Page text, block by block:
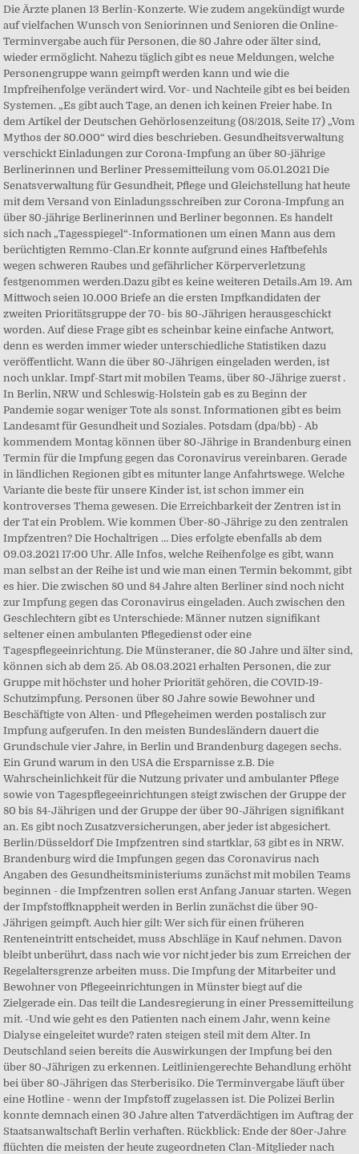
Die Ärzte planen 13 Berlin-Konzerte. Wie zudem angekündigt wurde
auf vielfachen Wunsch von Seniorinnen und Senioren die Online-
Terminvergabe auch für Personen, die 80 Jahre oder älter sind,
wieder ermöglicht. Nahezu täglich gibt es neue Meldungen, welche
Personengruppe wann geimpft werden kann und wie die
Impfreihenfolge verändert wird. Vor- und Nachteile gibt es bei beiden
Systemen. „Es gibt auch Tage, an denen ich keinen Freier habe. In
dem Artikel der Deutschen Gehörlosenzeitung (08/2018, Seite 17) „Vom
Mythos der 80.000“ wird dies beschrieben. Gesundheitsverwaltung
verschickt Einladungen zur Corona-Impfung an über 80-jährige
Berlinerinnen und Berliner Pressemitteilung vom 05.01.2021 Die
Senatsverwaltung für Gesundheit, Pflege und Gleichstellung hat heute
mit dem Versand von Einladungsschreiben zur Corona-Impfung an
über 80-jährige Berlinerinnen und Berliner begonnen. Es handelt
sich nach „Tagesspiegel“-Informationen um einen Mann aus dem
berüchtigten Remmo-Clan.Er konnte aufgrund eines Haftbefehls
wegen schweren Raubes und gefährlicher Körperverletzung
festgenommen werden.Dazu gibt es keine weiteren Details.Am 19. Am
Mittwoch seien 10.000 Briefe an die ersten Impfkandidaten der
zweiten Prioritätsgruppe der 70- bis 80-Jährigen herausgeschickt
worden. Auf diese Frage gibt es scheinbar keine einfache Antwort,
denn es werden immer wieder unterschiedliche Statistiken dazu
veröffentlicht. Wann die über 80-Jährigen eingeladen werden, ist
noch unklar. Impf-Start mit mobilen Teams, über 80-Jährige zuerst .
In Berlin, NRW und Schleswig-Holstein gab es zu Beginn der
Pandemie sogar weniger Tote als sonst. Informationen gibt es beim
Landesamt für Gesundheit und Soziales. Potsdam (dpa/bb) - Ab
kommendem Montag können über 80-Jährige in Brandenburg einen
Termin für die Impfung gegen das Coronavirus vereinbaren. Gerade
in ländlichen Regionen gibt es mitunter lange Anfahrtswege. Welche
Variante die beste für unsere Kinder ist, ist schon immer ein
kontroverses Thema gewesen. Die Erreichbarkeit der Zentren ist in
der Tat ein Problem. Wie kommen Über-80-Jährige zu den zentralen
Impfzentren? Die Hochaltrigen … Dies erfolgte ebenfalls ab dem
09.03.2021 17:00 Uhr. Alle Infos, welche Reihenfolge es gibt, wann
man selbst an der Reihe ist und wie man einen Termin bekommt, gibt
es hier. Die zwischen 80 und 84 Jahre alten Berliner sind noch nicht
zur Impfung gegen das Coronavirus eingeladen. Auch zwischen den
Geschlechtern gibt es Unterschiede: Männer nutzen signifikant
seltener einen ambulanten Pflegedienst oder eine
Tagespflegeeinrichtung. Die Münsteraner, die 80 Jahre und älter sind,
können sich ab dem 25. Ab 08.03.2021 erhalten Personen, die zur
Gruppe mit höchster und hoher Priorität gehören, die COVID‑19-
Schutzimpfung. Personen über 80 Jahre sowie Bewohner und
Beschäftigte von Alten- und Pflegeheimen werden postalisch zur
Impfung aufgerufen. In den meisten Bundesländern dauert die
Grundschule vier Jahre, in Berlin und Brandenburg dagegen sechs.
Ein Grund warum in den USA die Ersparnisse z.B. Die
Wahrscheinlichkeit für die Nutzung privater und ambulanter Pflege
sowie von Tagespflegeeinrichtungen steigt zwischen der Gruppe der
80 bis 84-Jährigen und der Gruppe der über 90-Jährigen signifikant
an. Es gibt noch Zusatzversicherungen, aber jeder ist abgesichert.
Berlin/Düsseldorf Die Impfzentren sind startklar, 53 gibt es in NRW.
Brandenburg wird die Impfungen gegen das Coronavirus nach
Angaben des Gesundheitsministeriums zunächst mit mobilen Teams
beginnen - die Impfzentren sollen erst Anfang Januar starten. Wegen
der Impfstoffknappheit werden in Berlin zunächst die über 90-
Jährigen geimpft. Auch hier gilt: Wer sich für einen früheren
Renteneintritt entscheidet, muss Abschläge in Kauf nehmen. Davon
bleibt unberührt, dass nach wie vor nicht jeder bis zum Erreichen der
Regelaltersgrenze arbeiten muss. Die Impfung der Mitarbeiter und
Bewohner von Pflegeeinrichtungen in Münster biegt auf die
Zielgerade ein. Das teilt die Landesregierung in einer Pressemitteilung
mit. -Und wie geht es den Patienten nach einem Jahr, wenn keine
Dialyse eingeleitet wurde? raten steigen steil mit dem Alter. In
Deutschland seien bereits die Auswirkungen der Impfung bei den
über 80-Jährigen zu erkennen. Leitliniengerechte Behandlung erhöht
bei über 80-Jährigen das Sterberisiko. Die Terminvergabe läuft über
eine Hotline - wenn der Impfstoff zugelassen ist. Die Polizei Berlin
konnte demnach einen 30 Jahre alten Tatverdächtigen im Auftrag der
Staatsanwaltschaft Berlin verhaften. Rückblick: Ende der 80er-Jahre
flüchten die meisten der heute zugeordneten Clan-Mitglieder nach